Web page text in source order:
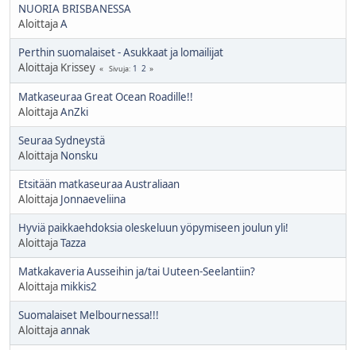
NUORIA BRISBANESSA
AloittajaA
Perthin suomalaiset - Asukkaat ja lomailijat
Aloittaja Krissey
Sivuja 1 2
Matkaseuraa Great Ocean Roadille!!
AloittajaAnZki
Seuraa Sydneystä
Aloittaja Nonsku
Etsitään matkaseuraa Australiaan
Aloittaja Jonnaeveliina
Hyviä paikkaehdoksia oleskeluun yöpymiseen joulun yli!
AloittajaTazza
Matkakaveria Ausseihin ja/tai Uuteen-Seelantiin?
Aloittaja mikkis2
Suomalaiset Melbournessa!!!
Aloittajaannak